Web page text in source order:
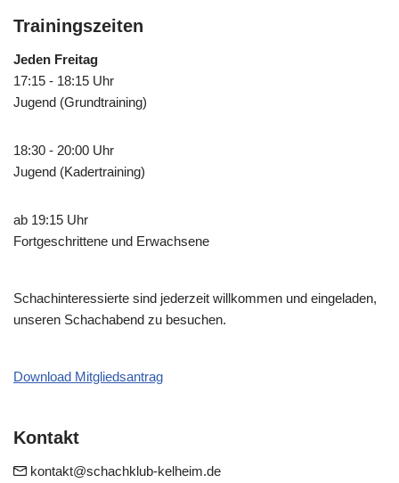
Trainingszeiten
Jeden Freitag
17:15 - 18:15 Uhr
Jugend (Grundtraining)
18:30 - 20:00 Uhr
Jugend (Kadertraining)
ab 19:15 Uhr
Fortgeschrittene und Erwachsene
Schachinteressierte sind jederzeit willkommen und eingeladen,
unseren Schachabend zu besuchen.
Download Mitgliedsantrag
Kontakt
kontakt@schachklub-kelheim.de